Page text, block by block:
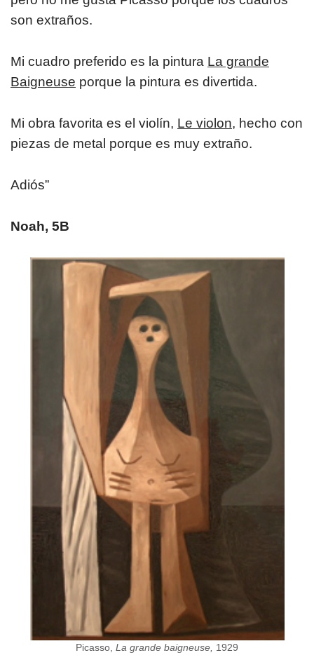
son extraños.
Mi cuadro preferido es la pintura La grande
Baigneuse porque la pintura es divertida.
Mi obra favorita es el violín, Le violon, hecho con
piezas de metal porque es muy extraño.
​Adiós”
​Noah, 5B
Picasso, La grande baigneuse, 1929